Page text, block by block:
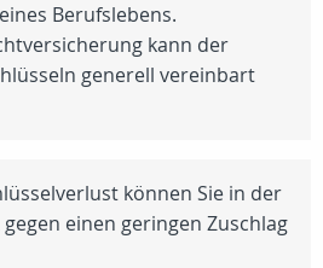
Berufslebens.
kann der
generell vereinbart
können Sie in der
gegen einen geringen Zuschlag